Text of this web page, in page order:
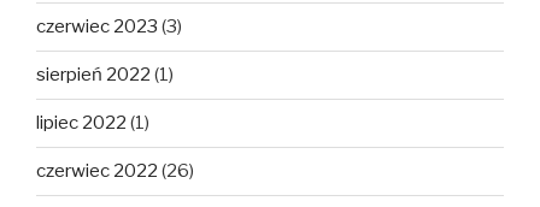
czerwiec 2023 (3)
sierpień 2022 (1)
lipiec 2022 (1)
czerwiec 2022 (26)